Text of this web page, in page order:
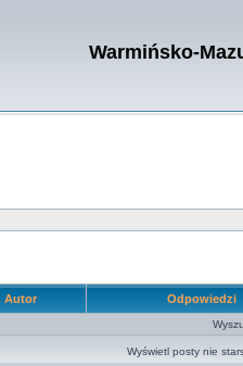
Warmińsko-
Autor Odpowiedzi
Wyświetl posty nie